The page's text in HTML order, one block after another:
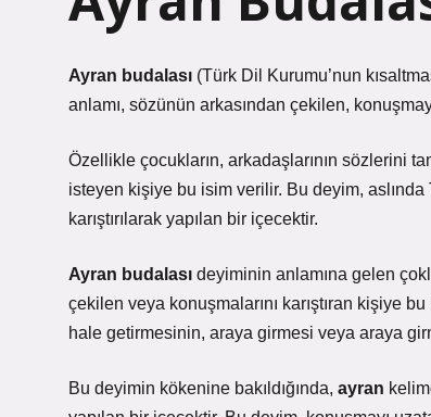
Ayran budalası (Türk Dil Kurumu’nun
anlamı, sözünün arkasından çekilen,
Özellikle çocukların, arkadaşlarının sözlerini
isteyen kişiye bu isim verilir. Bu deyim,
karıştırılarak yapılan bir içecektir.
Ayran budalası deyiminin anlamına gelen
çekilen veya konuşmalarını karıştıran kişiye
hale getirmesinin, araya girmesi veya araya
Bu deyimin kökenine bakıldığında, ayran